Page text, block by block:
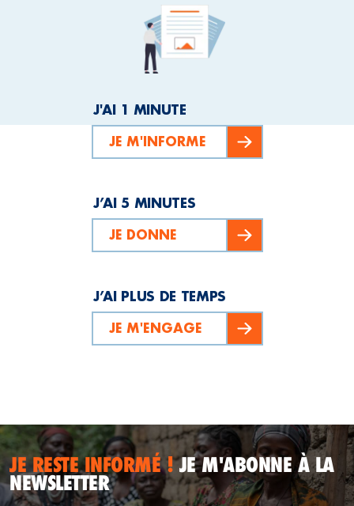
J'AI 1 MINUTE
JE M'INFORME
J’AI 5 MINUTES
JE DONNE
J’AI PLUS DE TEMPS
JE M'ENGAGE
JE RESTE INFORMÉ !JE M'ABONNE À LA
NEWSLETTER